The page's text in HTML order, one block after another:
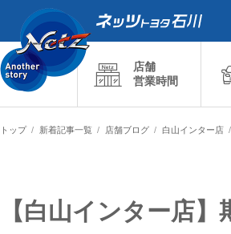
店舗
営業時間
トップ 新着記事一覧 店舗ブログ 白山インター店
【白山インター店